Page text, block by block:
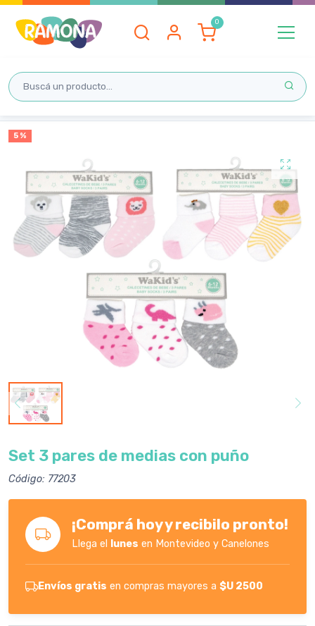
5 %
Set 3 pares de medias con puño
Código: 77203
¡Comprá hoy y recibilo pronto!
Llega el lunes en Montevideo y Canelones
Envíos gratis en compras mayores a $U 2500